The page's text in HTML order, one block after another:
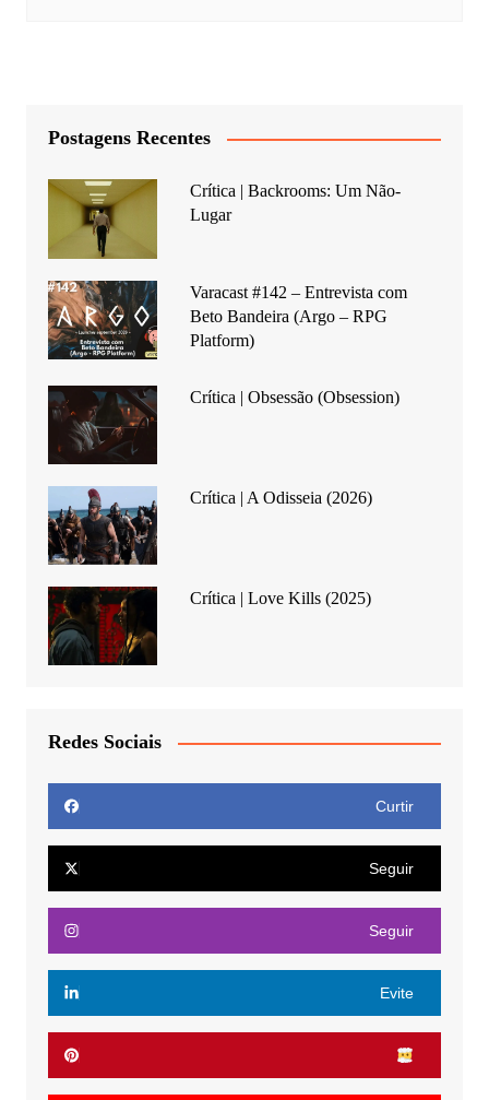
Postagens Recentes
Crítica | Backrooms: Um Não-
Lugar
Varacast #142 – Entrevista com
Beto Bandeira (Argo – RPG
Platform)
Crítica | Obsessão (Obsession)
Crítica | A Odisseia (2026)
Crítica | Love Kills (2025)
Redes Sociais
Curtir
Seguir
Seguir
Evite